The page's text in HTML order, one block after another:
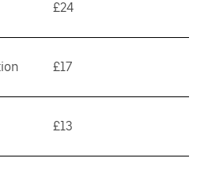
£24
£17
£13